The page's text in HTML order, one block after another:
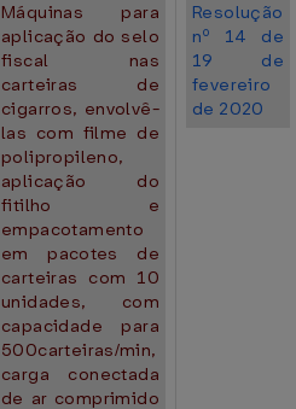
Máquinas para
aplicação do selo
fiscal nas
carteiras de
cigarros, envolvê-
las com filme de
polipropileno,
aplicação do
fitilho e
empacotamento
em pacotes de
carteiras com 10
unidades, com
capacidade para
500carteiras/min,
carga conectada
de ar comprimido
Resolução
nº 14 de
19 de
fevereiro
de 2020